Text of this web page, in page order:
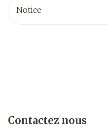
Notice
Contactez nous